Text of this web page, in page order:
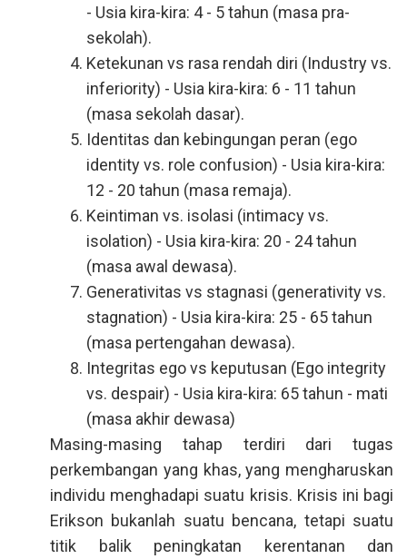
- Usia kira-kira: 4 - 5 tahun (masa pra-
sekolah).
Ketekunan vs rasa rendah diri (Industry vs.
inferiority) - Usia kira-kira: 6 - 11 tahun
(masa sekolah dasar).
Identitas dan kebingungan peran (ego
identity vs. role confusion) - Usia kira-kira:
12 - 20 tahun (masa remaja).
Keintiman vs. isolasi (intimacy vs.
isolation) - Usia kira-kira: 20 - 24 tahun
(masa awal dewasa).
Generativitas vs stagnasi (generativity vs.
stagnation) - Usia kira-kira: 25 - 65 tahun
(masa pertengahan dewasa).
Integritas ego vs keputusan (Ego integrity
vs. despair) - Usia kira-kira: 65 tahun - mati
(masa akhir dewasa)
Masing-masing tahap terdiri dari tugas
perkembangan yang khas, yang mengharuskan
individu menghadapi suatu krisis. Krisis ini bagi
Erikson bukanlah suatu bencana, tetapi suatu
titik balik peningkatan kerentanan dan